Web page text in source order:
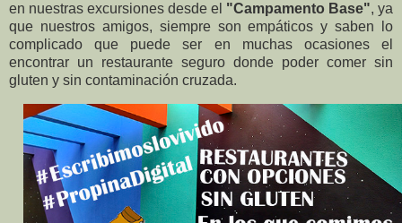
en nuestras excursiones desde el "Campamento Base", ya
que nuestros amigos, siempre son empáticos y saben lo
complicado que puede ser en muchas ocasiones el
encontrar un restaurante seguro donde poder comer sin
gluten y sin contaminación cruzada.